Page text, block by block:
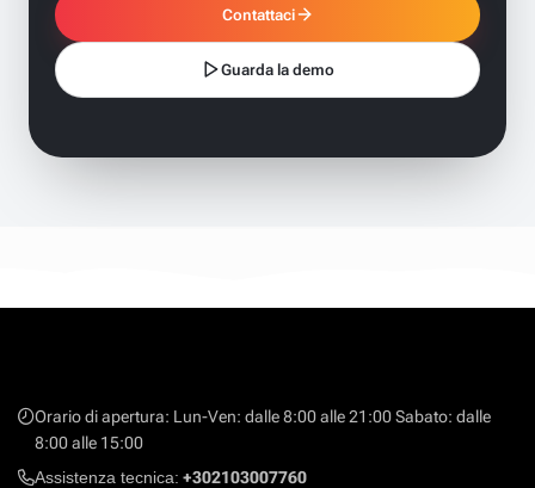
Contattaci
Guarda la demo
Orario di apertura: Lun-Ven: dalle 8:00 alle 21:00 Sabato: dalle
8:00 alle 15:00
Assistenza tecnica: +302103007760